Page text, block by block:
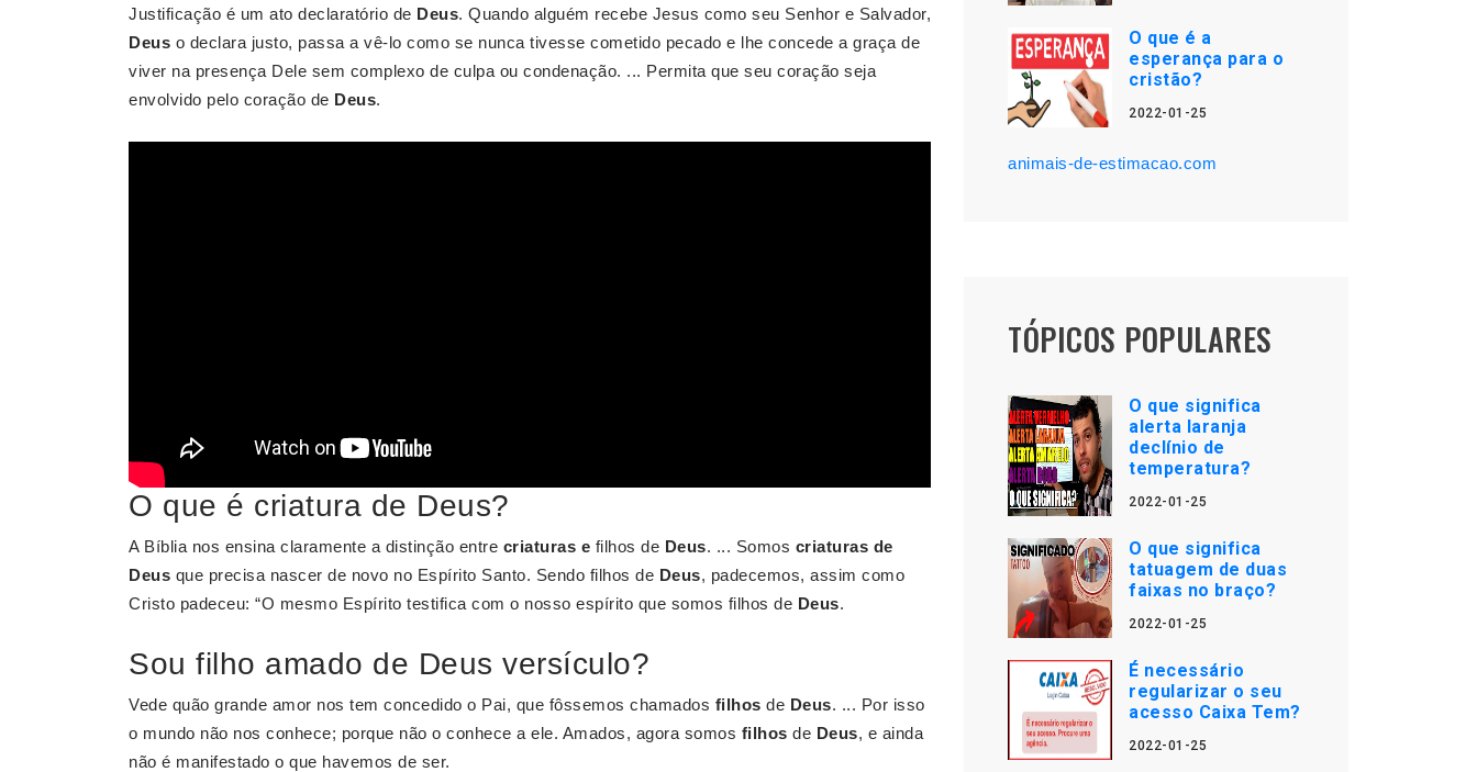
Justificação é um ato declaratório de Deus. Quando alguém recebe Jesus como seu Senhor e Salvador,
Deus o declara justo, passa a vê-lo como se nunca tivesse cometido pecado e lhe concede a graça de
viver na presença Dele sem complexo de culpa ou condenação. ... Permita que seu coração seja
envolvido pelo coração de Deus.
O que é criatura de Deus?
A Bíblia nos ensina claramente a distinção entre criaturas e filhos de Deus. ... Somos criaturas de
Deus que precisa nascer de novo no Espírito Santo. Sendo filhos de Deus, padecemos, assim como
Cristo padeceu: “O mesmo Espírito testifica com o nosso espírito que somos filhos de Deus.
Sou filho amado de Deus versículo?
Vede quão grande amor nos tem concedido o Pai, que fôssemos chamados filhos de Deus. ... Por isso
o mundo não nos conhece; porque não o conhece a ele. Amados, agora somos filhos de Deus, e ainda
não é manifestado o que havemos de ser.
O que é a
esperança para o
cristão?
2022-01-25
animais-de-estimacao.com
TÓPICOS POPULARES
O que significa
alerta laranja
declínio de
temperatura?
2022-01-25
O que significa
tatuagem de duas
faixas no braço?
2022-01-25
É necessário
regularizar o seu
acesso Caixa Tem?
2022-01-25